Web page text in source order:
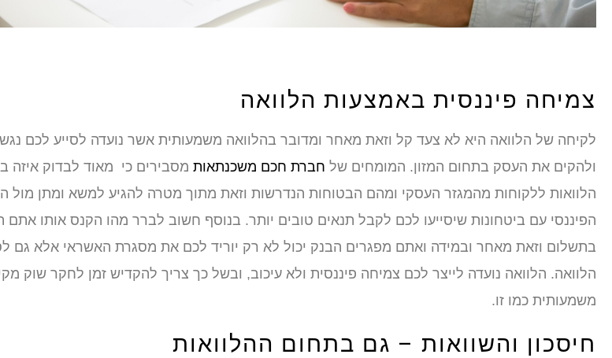
צמיחה פיננסית באמצעות הלוואה
לקיחה של הלוואה היא לא צעד קל וזאת מאחר ומדובר בהלוואה משמעותית אשר נועדה לסייע לכם
ולהקים את העסק בתחום המזון. המומחים של חברת חכם משכנתאות מסבירים כי מאוד לבדוק איזה
הלוואות ללקוחות מהמגזר העסקי ומהם הבטוחות הנדרשות וזאת מתוך מטרה להגיע למשא ומתן מול
הפיננסי עם ביטחונות שיסייעו לכם לקבל תנאים טובים יותר. בנוסף חשוב לברר מהו הקנס אותו
בתשלום וזאת מאחר ובמידה ואתם מפגרים הבנק יכול לא רק יוריד לכם את מסגרת האשראי אלא גם
הלוואה. הלוואה נועדה לייצר לכם צמיחה פיננסית ולא עיכוב, ובשל כך צריך להקדיש זמן לחקר שוק
משמעותית כמו זו.
חיסכון והשוואות – גם בתחום ההלוואות